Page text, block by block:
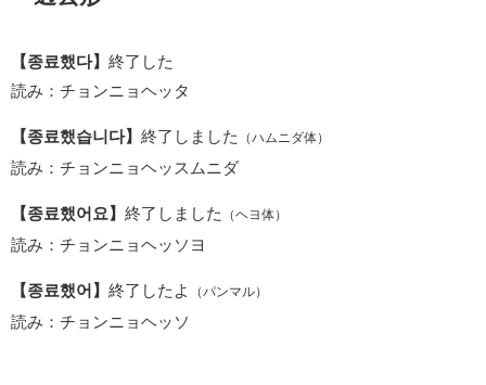
【종료했다】 終了した
読み：チョンニョヘッタ
【종료했습니다】 終了しました （ハムニダ体）
読み：チョンニョヘッスムニダ
【종료했어요】 終了しました （ヘヨ体）
読み：チョンニョヘッソヨ
【종료했어】 終了したよ （パンマル）
読み：チョンニョヘッソ